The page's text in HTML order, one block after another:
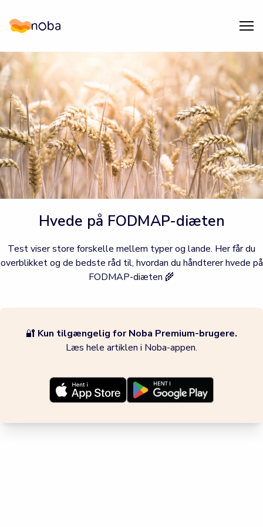
Noba
Hvede på FODMAP-diæten
Test viser store forskelle mellem typer og lande. Her får du
overblikket og de bedste råd til, hvordan du håndterer hvede på
FODMAP-diæten 🌾
🔐 Kun tilgængelig for Noba Premium-brugere.
Læs hele artiklen i Noba-appen.